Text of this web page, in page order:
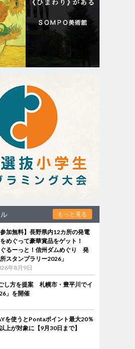
もっと見る
参加無料】長野県内12カ所の発電
めぐって豪華賞品をゲット！
ぐるーっと！信州ダムめぐり 発
スタンプラリー2026」
年8月9日
し方を提案 札幌市・豊平川でイ
」を開催
を使うとPontaポイント最大20％
上が対象に【9月30日まで】